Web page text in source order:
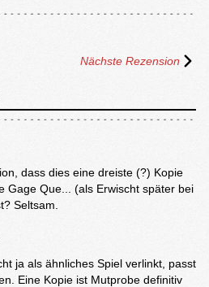
Nächste Rezension
dass dies eine dreiste (?) Kopie
Gage Que... (als Erwischt später bei
Seltsam.
ja als ähnliches Spiel verlinkt, passt
Eine Kopie ist Mutprobe definitiv